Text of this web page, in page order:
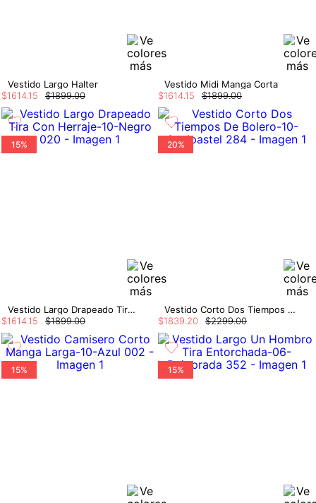
Vestido Largo Halter
$1899.00
$1614.15
Vestido Midi Manga Corta
$1899.00
$1614.15
15%
Vestido Largo Drapeado Tira Con Herraje
$1899.00
$161415
20%
Vestido Corto Dos Tiempos De Bolero
$2299.00
$1839 20
15% 15%